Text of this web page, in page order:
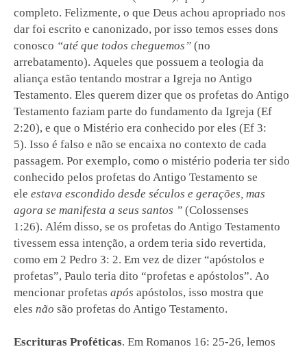
completo. Felizmente, o que Deus achou apropriado nos
dar foi escrito e canonizado, por isso temos esses dons
conosco “até que todos cheguemos” (no
arrebatamento). Aqueles que possuem a teologia da
aliança estão tentando mostrar a Igreja no Antigo
Testamento. Eles querem dizer que os profetas do Antigo
Testamento faziam parte do fundamento da Igreja (Ef
2:20), e que o Mistério era conhecido por eles (Ef 3:
5). Isso é falso e não se encaixa no contexto de cada
passagem. Por exemplo, como o mistério poderia ter sido
conhecido pelos profetas do Antigo Testamento se
ele estava escondido desde séculos e gerações, mas
agora se manifesta a seus santos ” (Colossenses
1:26). Além disso, se os profetas do Antigo Testamento
tivessem essa intenção, a ordem teria sido revertida,
como em 2 Pedro 3: 2. Em vez de dizer “apóstolos e
profetas”, Paulo teria dito “profetas e apóstolos”. Ao
mencionar profetas após apóstolos, isso mostra que
eles não são profetas do Antigo Testamento.
Escrituras Proféticas. Em Romanos 16: 25-26, lemos